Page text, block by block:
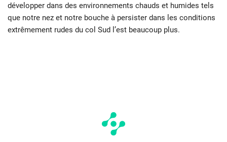
développer dans des environnements chauds et humides tels
que notre nez et notre bouche à persister dans les conditions
extrêmement rudes du col Sud l’est beaucoup plus.